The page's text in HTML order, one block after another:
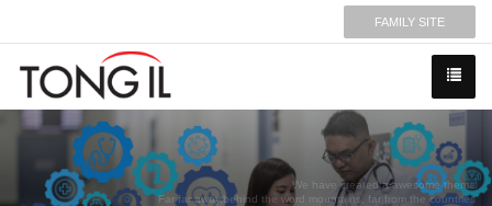
FAMILY SITE
We have created a awesome theme
Far far away,behind the word mountains, far from the countries